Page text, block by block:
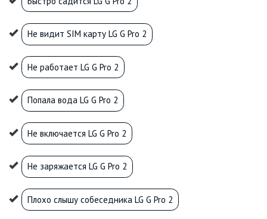
Не видит SIM карту LG G Pro 2
Не работает LG G Pro 2
Попала вода LG G Pro 2
Не включается LG G Pro 2
Не заряжается LG G Pro 2
Плохо слышу собеседника LG G Pro 2